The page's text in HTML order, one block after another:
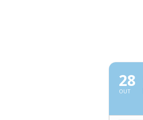
28
OUT